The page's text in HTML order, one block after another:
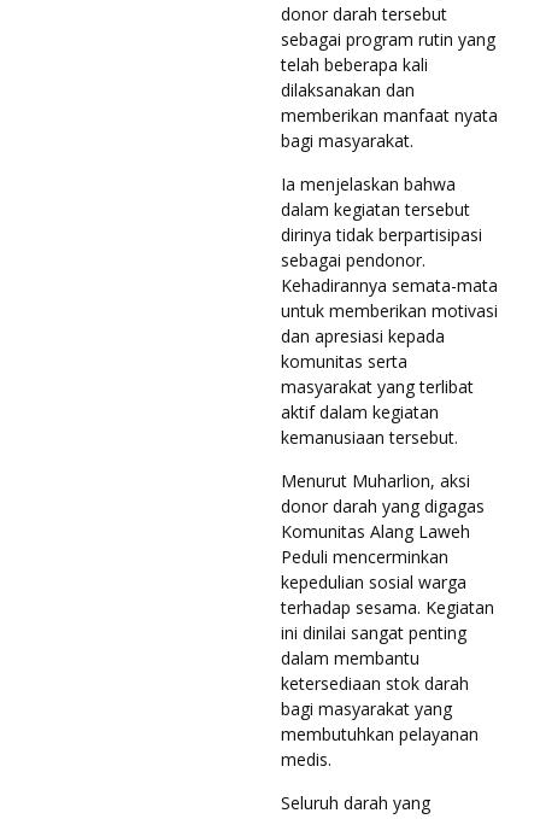
donor darah tersebut
sebagai program rutin yang
telah beberapa kali
dilaksanakan dan
memberikan manfaat nyata
bagi masyarakat.
Ia menjelaskan bahwa
dalam kegiatan tersebut
dirinya tidak berpartisipasi
sebagai pendonor.
Kehadirannya semata-mata
untuk memberikan motivasi
dan apresiasi kepada
komunitas serta
masyarakat yang terlibat
aktif dalam kegiatan
kemanusiaan tersebut.
Menurut Muharlion, aksi
donor darah yang digagas
Komunitas Alang Laweh
Peduli mencerminkan
kepedulian sosial warga
terhadap sesama. Kegiatan
ini dinilai sangat penting
dalam membantu
ketersediaan stok darah
bagi masyarakat yang
membutuhkan pelayanan
medis.
Seluruh darah yang